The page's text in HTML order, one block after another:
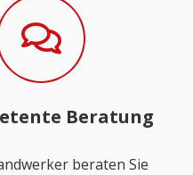
Beratung
beraten Sie